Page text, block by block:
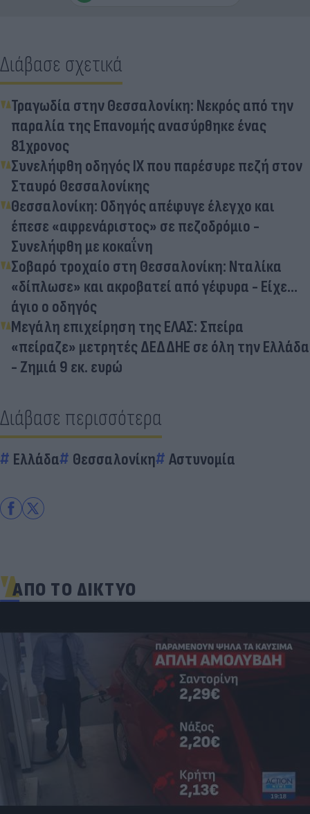
Διάβασε σχετικά
Τραγωδία στην Θεσσαλονίκη: Νεκρός από την
παραλία της Επανομής ανασύρθηκε ένας
81χρονος
Συνελήφθη οδηγός ΙΧ που παρέσυρε πεζή στον
Σταυρό Θεσσαλονίκης
Θεσσαλονίκη: Οδηγός απέφυγε έλεγχο και
έπεσε «αφρενάριστος» σε πεζοδρόμιο -
Συνελήφθη με κοκαΐνη
Σοβαρό τροχαίο στη Θεσσαλονίκη: Νταλίκα
«δίπλωσε» και ακροβατεί από γέφυρα - Είχε...
άγιο ο οδηγός
Μεγάλη επιχείρηση της ΕΛΑΣ: Σπείρα
«πείραζε» μετρητές ΔΕΔΔΗΕ σε όλη την Ελλάδα
- Ζημιά 9 εκ. ευρώ
Διάβασε περισσότερα
Ελλάδα Θεσσαλονίκη Αστυνομία
ΑΠΟ ΤΟ ΔΙΚΤΥΟ
Η μάχη των προορισμών: Πιο οικονομικά για
οικογένειες το ταξίδι των διακοπών με